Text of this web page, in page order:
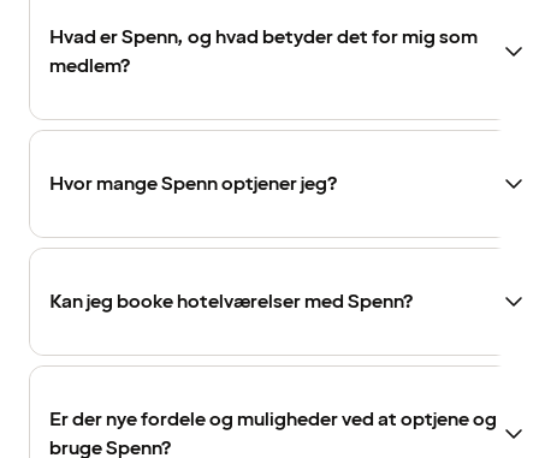
Hvad er Spenn, og hvad betyder det for mig som
medlem?
Hvor mange Spenn optjener jeg?
Kan jeg booke hotelværelser med Spenn?
Er der nye fordele og muligheder ved at optjene og
bruge Spenn?